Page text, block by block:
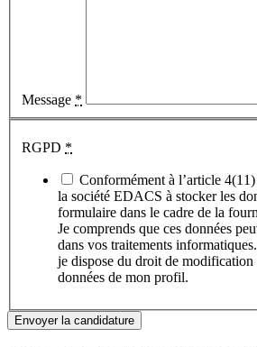
Message *
RGPD *
Conformément à l’article
la société EDACS à stocker les
formulaire dans le cadre de la
Je comprends que ces données
dans vos traitements
je dispose du droit de modification
données de mon profil.
Envoyer la candidature